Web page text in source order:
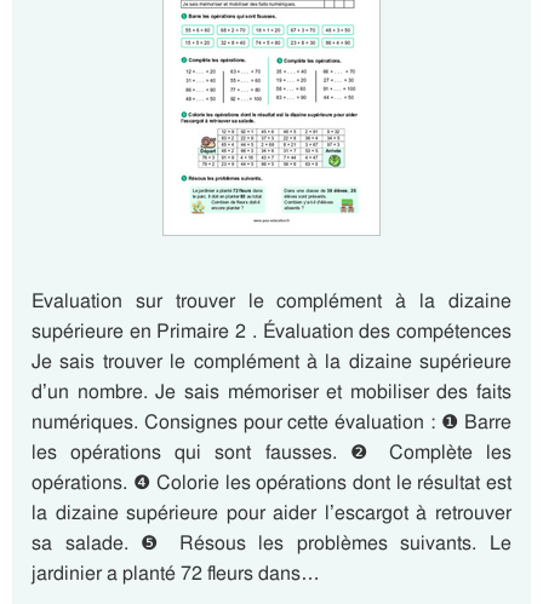
Evaluation sur trouver le complément à la dizaine
supérieure en Primaire 2 . Évaluation des compétences
Je sais trouver le complément à la dizaine supérieure
d’un nombre. Je sais mémoriser et mobiliser des faits
numériques. Consignes pour cette évaluation : ❶ Barre
les opérations qui sont fausses. ❷ Complète les
opérations. ❹ Colorie les opérations dont le résultat est
la dizaine supérieure pour aider l’escargot à retrouver
sa salade. ❺ Résous les problèmes suivants. Le
jardinier a planté 72 fleurs dans…